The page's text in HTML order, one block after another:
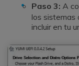
Paso 3: A
los sistemas
incluir en tu